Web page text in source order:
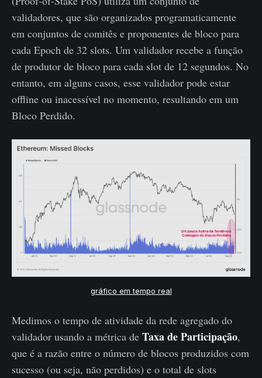
validadores, que são organizados programaticamente
em conjuntos de comitês e proponentes de bloco para
cada Epoch de 32 slots. Um validador recebe a função
de produtor de bloco para cada slot de 12 segundos. No
entanto, em alguns casos, esse validador pode estar
offline ou inacessível no momento, resultando em um
Bloco Perdido.
gráfico em tempo real
Medimos o tempo de atividade da rede agregado do
validador usando a métrica de Taxa de Participação,
que é a razão entre o número de blocos produzidos com
sucesso (ou seja, não perdidos) e o total de slots